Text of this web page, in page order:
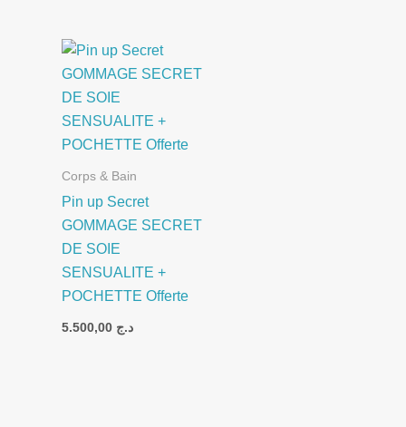
Corps & Bain
Pin up Secret
GOMMAGE SECRET
DE SOIE
SENSUALITE +
POCHETTE Offerte
د.ج